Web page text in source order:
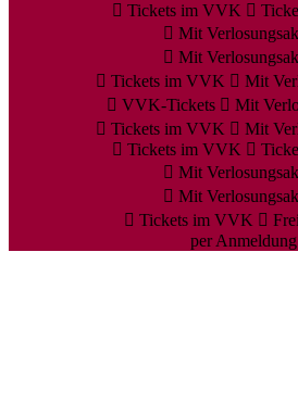
Tickets im VVK
Mit
Mit
Tickets im VVK
Mit
VVK-Tickets
Mit
Tickets im VVK
Mit
Tickets im VVK
Mit
Mit
Tickets im VVK
per Anmeldung